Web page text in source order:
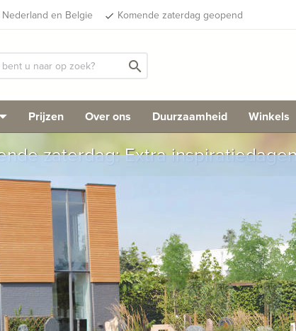
en Belgie done Komende zaterdag geopend
search
Prijzen Over ons Duurzaamheid Winkels
zaterdag: Extra